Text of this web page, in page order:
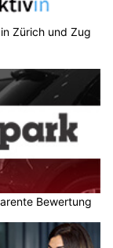
Zürich und Zug
Bewertung